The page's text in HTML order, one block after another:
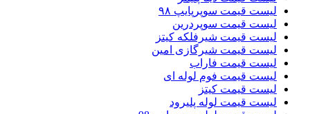
لیست قیمت سوپرپایپ ۹۸
لیست قیمت سوپردرین
لیست قیمت شیرفلکه کیتز
لیست قیمت شیرگازی امین
لیست قیمت فاراب
لیست قیمت فوم لوله ای
لیست قیمت کیتز
لیست قیمت لوله پلیرود